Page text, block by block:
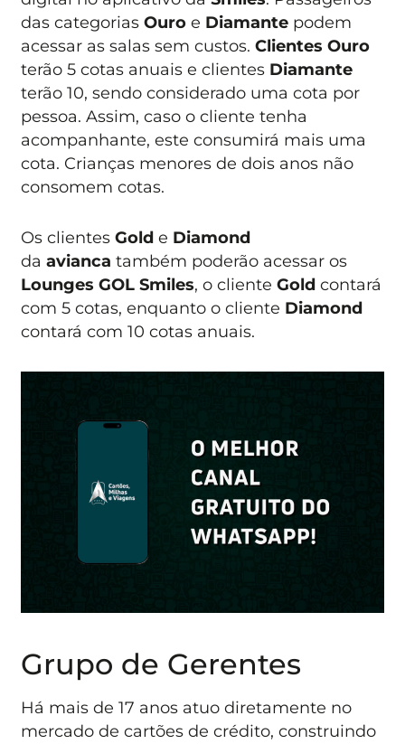
das categoriasOuroe Diamante podem
acessar as salas sem custos.Clientes Ouro
terão 5 cotas anuais e clientes Diamante
terão 10, sendo considerado uma cota por
pessoa. Assim, caso o cliente tenha
acompanhante, este consumirá mais uma
cota. Crianças menores de dois anos não
consomem cotas.
Os clientesGolde Diamond
daavianca também poderão acessar os
Lounges GOL Smiles, o clienteGoldcontará
com 5 cotas, enquanto o cliente Diamond
contará com 10 cotas anuais.
Grupo de Gerentes
Há mais de 17 anos atuo diretamente no
mercado de cartões de crédito, construindo